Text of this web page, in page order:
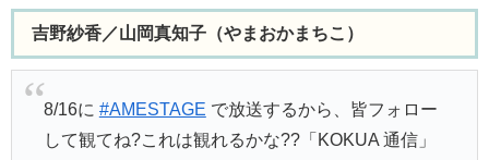
吉野紗香／山岡真知子（やまおかまちこ）
8/16に #AMESTAGE で放送するから、皆フォロー
して観てね?これは観れるかな??「KOKUA 通信」